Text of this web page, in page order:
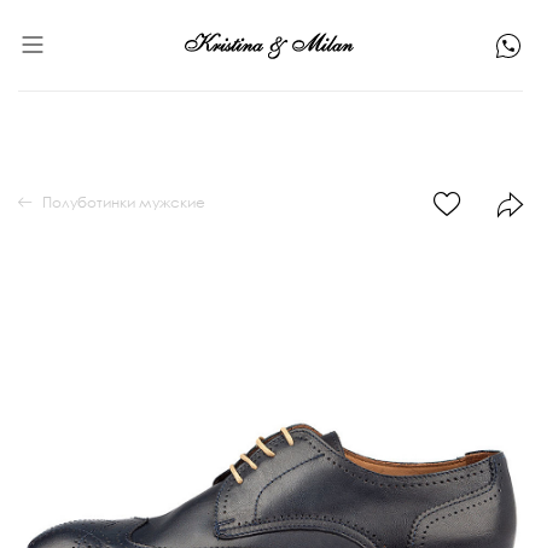
Полуботинки мужские